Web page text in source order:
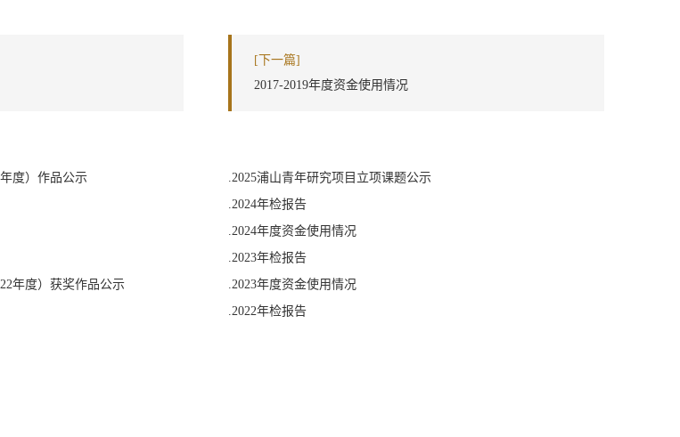
[下一篇]
2017-2019年度资金使用情况
.2025浦山青年研究项目立项课题公示
度）作品公示
.2024年检报告
.2024年度资金使用情况
.2023年检报告
.2023年度资金使用情况
年度）获奖作品公示
.2022年检报告